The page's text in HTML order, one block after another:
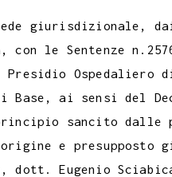
giurisdizionale, dai
le Sentenze
Ospedaliero di
di Base, ai sensi del
sancito dalle
e presupposto
dott. Eugenio